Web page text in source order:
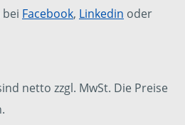
bei Facebook, Linkedin oder
netto zzgl. MwSt. Die Preise